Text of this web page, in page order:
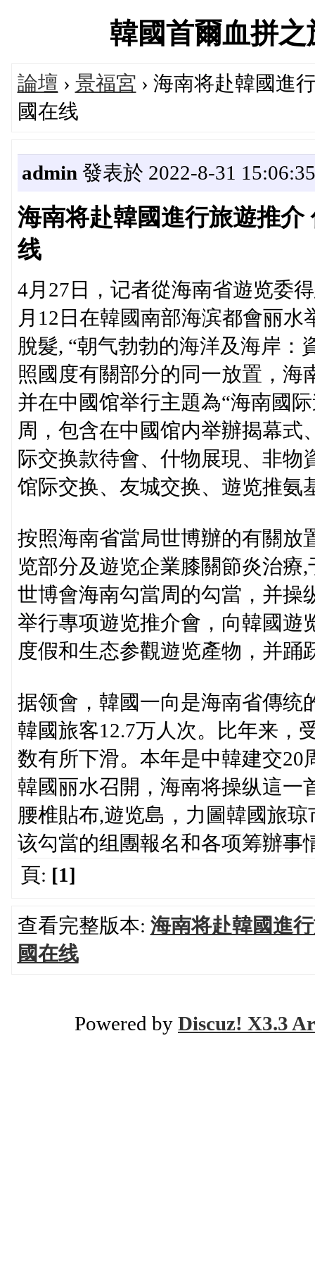
韓國首爾血拼
論壇 › 景福宮 › 海南将赴韓國進
國在线
admin 發表於 2022-8-31 15:06:35
海南将赴韓國進行旅遊推
线
4月27日，记者從海南省遊览委
月12日在韓國南部海滨都會丽
脫髮, “朝气勃勃的海洋及海岸：
照國度有關部分的同一放置，海
并在中國馆举行主題為“海南國
周，包含在中國馆内举辦揭幕式
际交换款待會、什物展現、非物
馆际交换、友城交换、遊览推氨
按照海南省當局世博辦的有關放
览部分及遊览企業膝關節炎治療
世博會海南勾當周的勾當，并操
举行專项遊览推介會，向韓國遊
度假和生态参觀遊览產物，并踊
据领會，韓國一向是海南省傳统
韓國旅客12.7万人次。比年来，
数有所下滑。本年是中韓建交
韓國丽水召開，海南将操纵這一
腰椎貼布,遊览島，力圖韓國旅
该勾當的组團報名和各项筹辦事
頁: [1]
查看完整版本: 海南将赴韓國進
國在线
Powered by Discuz! X3.3